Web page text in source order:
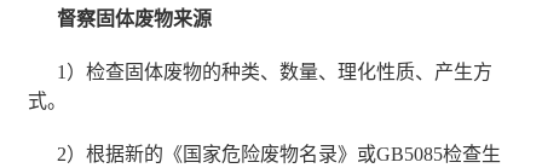
督察固体废物来源
1）检查固体废物的种类、数量、理化性质、产生方
式。
2）根据新的《国家危险废物名录》或GB5085检查生